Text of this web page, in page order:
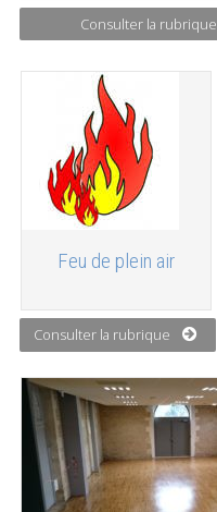
Consulter la rubrique
Feu de plein air
Consulter la rubrique